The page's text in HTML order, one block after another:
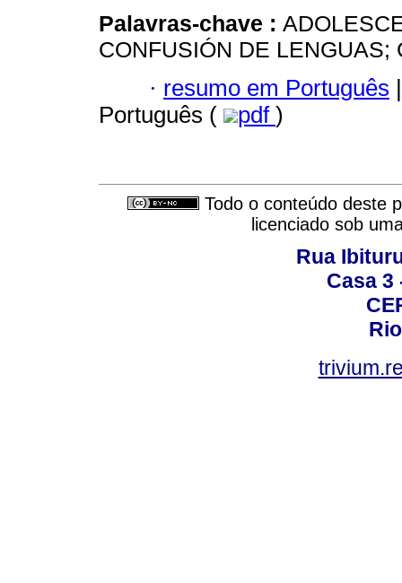
Palavras-chave :
CONFUSIÓN DE
· resumo em Português |
Português (
pdf )
Todo o conteúdo deste
licenciado sob
Rua
Casa 3